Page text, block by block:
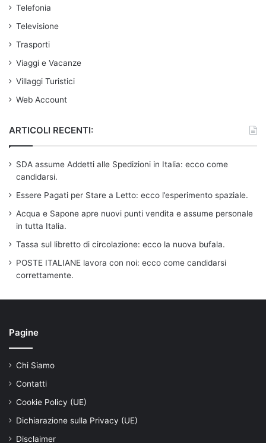
Telefonia
Televisione
Trasporti
Viaggi e Vacanze
Villaggi Turistici
Web Account
ARTICOLI RECENTI:
SDA assume Addetti alle Spedizioni in Italia: ecco come
candidarsi.
Essere Pagati per Stare a Letto: ecco l’esperimento spaziale.
Acqua e Sapone apre nuovi punti vendita e assume personale
in tutta Italia.
Tassa sul libretto di circolazione: ecco la nuova bufala.
POSTE ITALIANE lavora con noi: ecco come candidarsi
correttamente.
Pagine
Chi Siamo
Contatti
Cookie Policy (UE)
Dichiarazione sulla Privacy (UE)
Disclaimer